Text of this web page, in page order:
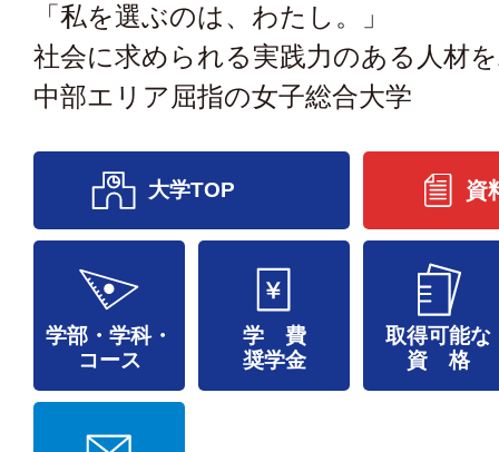
「私を選ぶのは、わたし。」
社会に求められる実践力のある人材
中部エリア屈指の女子総合大学
資
大学TOP
学部・学科・
コース
学 費
奨学金
取得可能な
資 格